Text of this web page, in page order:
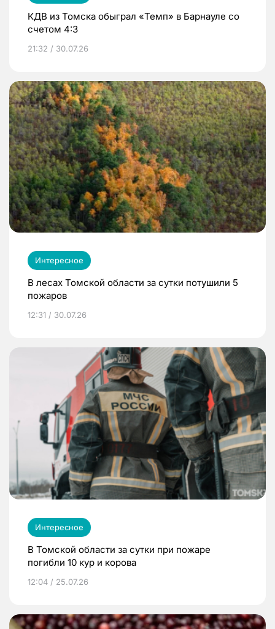
КДВ из Томска обыграл «Темп» в Барнауле со
счетом 4:3
21:32 / 30.07.26
Интересное
В лесах Томской области за сутки потушили 5
пожаров
12:31 / 30.07.26
Интересное
В Томской области за сутки при пожаре
погибли 10 кур и корова
12:04 / 25.07.26